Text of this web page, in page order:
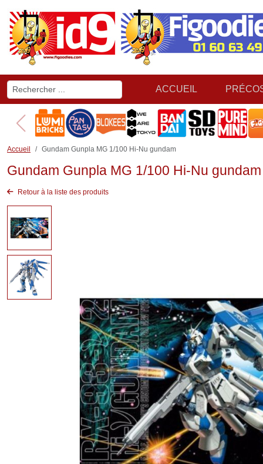
ACCUEIL
Accueil Gundam Gunpla MG 1/100 Hi-Nu gundam
Gundam Gunpla MG 1/100 Hi-Nu gundam
Retour à la liste des produits